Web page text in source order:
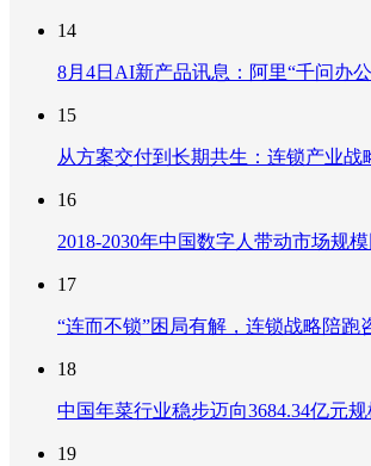
14
8月4日AI新产品讯息：阿里“千问办
15
从方案交付到长期共生：连锁产业
16
2018-2030年中国数字人带动市场规
17
“连而不锁”困局有解，连锁战略陪跑
18
中国年菜行业稳步迈向3684.34亿元
19